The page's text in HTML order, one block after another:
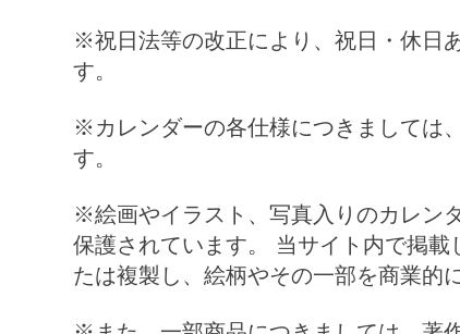
※祝日法等の改正により、祝日・休日
す。
※カレンダーの各仕様につきましては
す。
※絵画やイラスト、写真入りのカレン
保護されています。 当サイト内で掲
たは複製し、絵柄やその一部を商業的